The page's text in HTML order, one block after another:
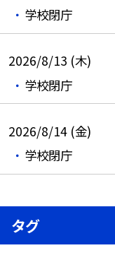
学校閉庁
2026/8/13 (木)
学校閉庁
2026/8/14 (金)
学校閉庁
タグ